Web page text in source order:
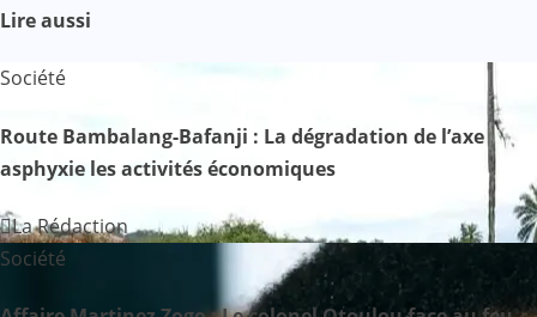
a
t
o
Lire aussi
Société
Route Bambalang-Bafanji : La dégradation de l’axe
asphyxie les activités économiques
La Rédaction
Société